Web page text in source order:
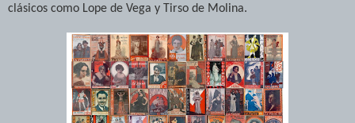
clásicos como Lope de Vega y Tirso de Molina.